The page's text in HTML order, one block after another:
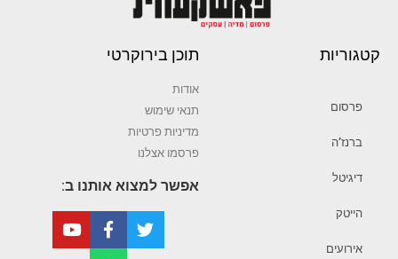
קטגוריות
פרסום
ברנז’ה
דיגיטל
הייטק
אירועים
תוכן בירוקרטי
אודות
תנאי שימוש
מדיניות פרטיות
פרסמו אצלנו
אפשר למצוא אותנו ב: